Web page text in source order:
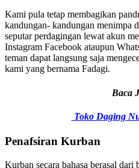
Kami pula tetap membagikan
kandungan- kandungan menimpa
seputar perdagingan lewat akun
Instagram Facebook ataupun
teman dapat langsung saja
kami yang bernama Fadagi.
Baca
Toko Daging
Penafsiran Kurban
Kurban secara bahasa berasal